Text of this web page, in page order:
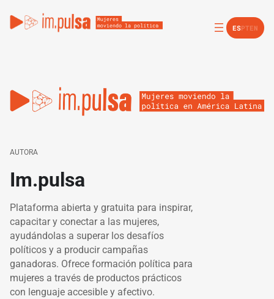
ESPTEN
AUTORA
Im.pulsa
Plataforma abierta y gratuita para inspirar,
capacitar y conectar a las mujeres,
ayudándolas a superar los desafíos
políticos y a producir campañas
ganadoras. Ofrece formación política para
mujeres a través de productos prácticos
con lenguaje accesible y afectivo.